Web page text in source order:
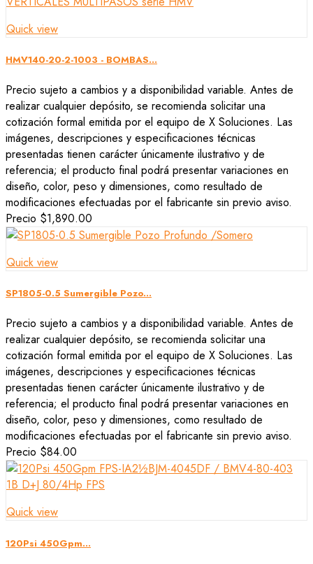
Quick view
HMV140-20-2-1003 - BOMBAS...
Precio sujeto a cambios y a disponibilidad variable. Antes de
realizar cualquier depósito, se recomienda solicitar una
cotización formal emitida por el equipo de X Soluciones. Las
imágenes, descripciones y especificaciones técnicas
presentadas tienen carácter únicamente ilustrativo y de
referencia; el producto final podrá presentar variaciones en
diseño, color, peso y dimensiones, como resultado de
modificaciones efectuadas por el fabricante sin previo aviso.
Precio $1,890.00
Quick view
SP1805-0.5 Sumergible Pozo...
Precio sujeto a cambios y a disponibilidad variable. Antes de
realizar cualquier depósito, se recomienda solicitar una
cotización formal emitida por el equipo de X Soluciones. Las
imágenes, descripciones y especificaciones técnicas
presentadas tienen carácter únicamente ilustrativo y de
referencia; el producto final podrá presentar variaciones en
diseño, color, peso y dimensiones, como resultado de
modificaciones efectuadas por el fabricante sin previo aviso.
Precio $84.00
Quick view
120Psi 450Gpm...